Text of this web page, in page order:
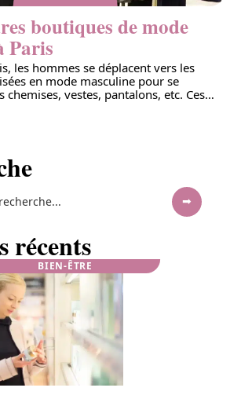
boutiques de mode
Paris
les hommes se déplacent vers les
en mode masculine pour se
chemises, vestes, pantalons, etc. Ces…
récents
BIEN-ÊTRE